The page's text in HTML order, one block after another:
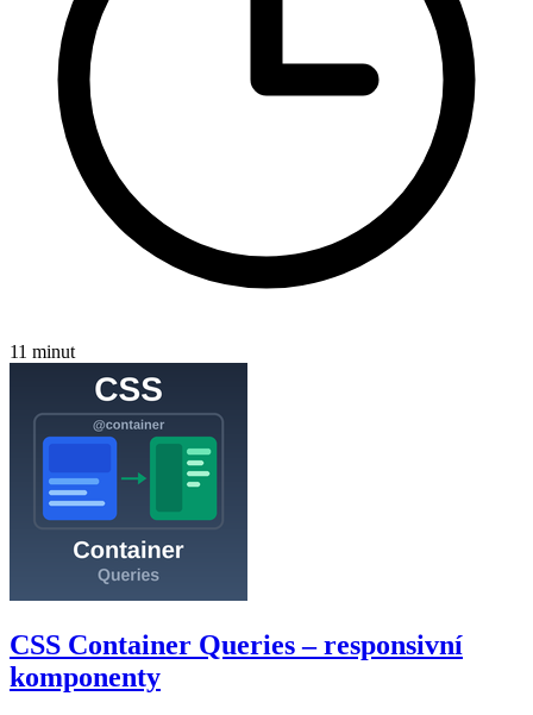
11 minut
CSS Container Queries – responsivní
komponenty